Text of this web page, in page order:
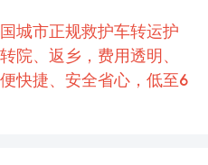
城市正规救护车转运护
院、返乡，费用透明、
快捷、安全省心，低至6